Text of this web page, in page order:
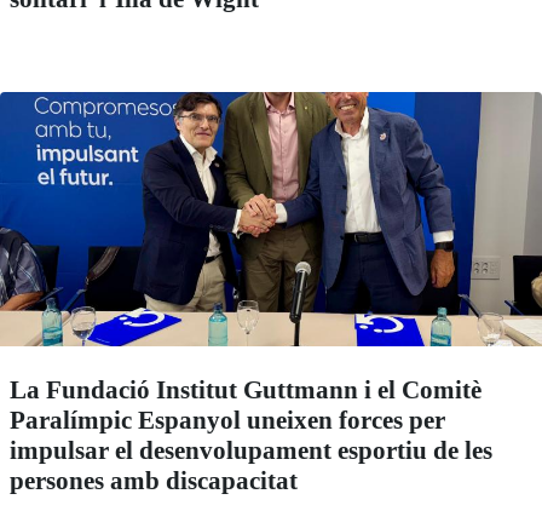
La Fundació Institut Guttmann i el Comitè
Paralímpic Espanyol uneixen forces per
impulsar el desenvolupament esportiu de les
persones amb discapacitat